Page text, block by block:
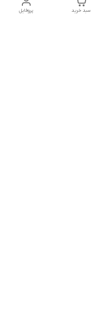
پروفایل سبد خرید